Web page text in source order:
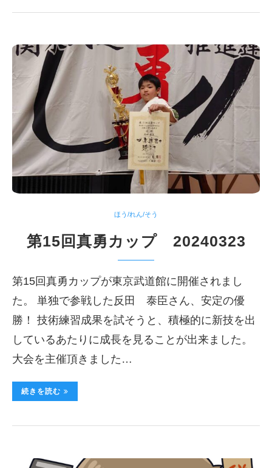
ほう/れん/そう
第15回真勇カップ 20240323
第15回真勇カップが東京武道館に開催されまし
た。 単独で参戦した反田 泰臣さん、安定の優
勝！ 技術練習成果を試そうと、積極的に新技を出
しているあたりに成長を見ることが出来ました。
大会を主催頂きました…
続きを読む